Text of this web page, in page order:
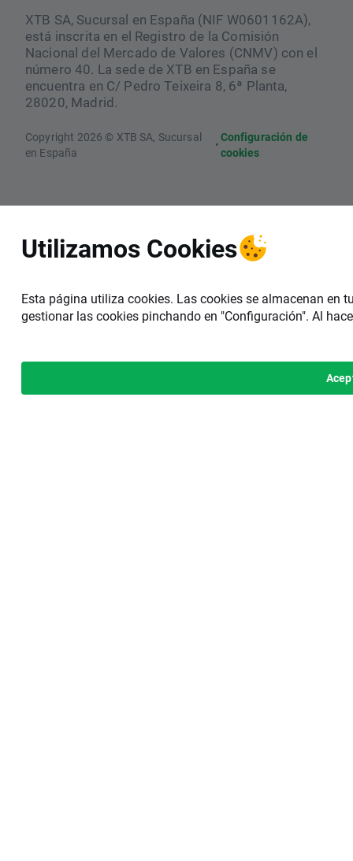
XTB SA, Sucursal en España (NIF W0601162A),
está inscrita en el Registro de la Comisión
Nacional del Mercado de Valores (CNMV) con el
número 40. La sede de XTB en España se
encuentra en C/ Pedro Teixeira 8, 6ª Planta,
28020, Madrid.
Copyright 2026 © XTB SA, Sucursal
en España
•
Configuración de
cookies
Utilizamos Cookies
Esta página utiliza cookies. Las cookies se almacenan en
gestionar las cookies pinchando en "Configuración". Al